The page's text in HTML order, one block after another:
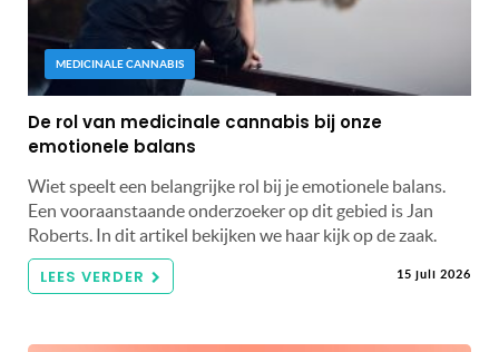
MEDICINALE CANNABIS
De rol van medicinale cannabis bij onze
emotionele balans
Wiet speelt een belangrijke rol bij je emotionele balans.
Een vooraanstaande onderzoeker op dit gebied is Jan
Roberts. In dit artikel bekijken we haar kijk op de zaak.
LEES VERDER 15 juli 2026